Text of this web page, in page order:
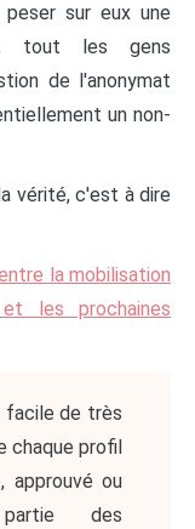
sur eux une
tout les gens
de l'anonymat
un non-
vérité, c'est à dire
la mobilisation
les prochaines
facile de très
chaque profil
approuvé ou
des